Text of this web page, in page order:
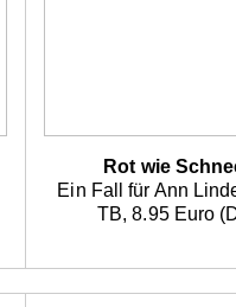
Rot wie
Ein Fall für Ann
TB, 8.95 Euro